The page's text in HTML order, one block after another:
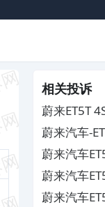
相关投诉
蔚来ET5T
维修，严重
蔚来汽车-
溃和购车积
蔚来汽车
推诿拒绝处
蔚来汽车
拒绝赔付
蔚来汽车